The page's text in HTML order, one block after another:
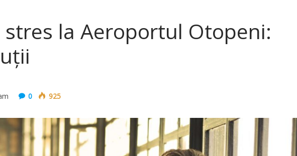
stres la Aeroportul Otopeni:
0 925